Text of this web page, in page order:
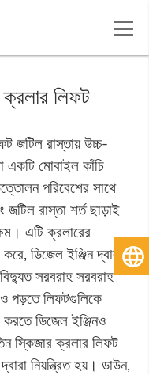
লিফট
জটিল রাস্তায় উচ্চ-
একটি মোবাইল কাঁচি
পরিবেশের সাথে
রাস্তা শর্ত ছাড়াই
এটি ক্রলারের
ডিজেল ইঞ্জিন দ্বারা
বিদ্যুত সরবরাহ সরবরাহ
ও পড়তে লিফটগুলিকে
ডিজেল ইঞ্জিনও
স্কিজার ক্রলার লিফট
নিয়ন্ত্রিত হয়। ডাউন,